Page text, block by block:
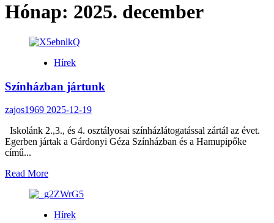
Hónap: 2025. december
Hírek
Színházban jártunk
zajos1969 2025-12-19
Iskolánk 2.,3., és 4. osztályosai színházlátogatással zártál az évet.
Egerben jártak a Gárdonyi Géza Színházban és a Hamupipőke
című...
Read MoreRead
about
jártunk
Hírek